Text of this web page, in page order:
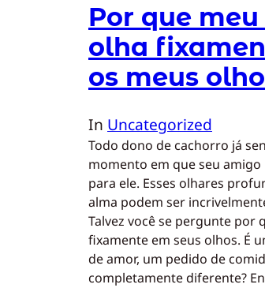
Por que
olha
os meus
In Uncategorized
Todo dono de cachorro já
momento em que seu
para ele. Esses olhares
alma podem ser
Talvez você se pergunte por
fixamente em seus olhos. É
de amor, um pedido de
completamente diferente?